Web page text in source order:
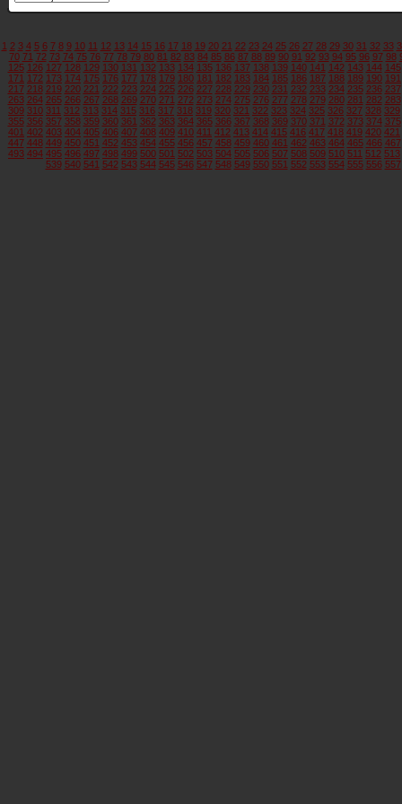
1 2 3 4 5 6 7 8 9 10 11 12 13 14 15 16 17 18 19 20 21 22 23 24 25 26 27 28 29 30 31 32 33
70 71 72 73 74 75 76 77 78 79 80 81 82 83 84 85 86 87 88 89 90 91 92 93 94 95 96 97 98
125 126 127 128 129 130 131 132 133 134 135 136 137 138 139 140 141 142 143 144 145
171 172 173 174 175 176 177 178 179 180 181 182 183 184 185 186 187 188 189 190 191
217 218 219 220 221 222 223 224 225 226 227 228 229 230 231 232 233 234 235 236 237
263 264 265 266 267 268 269 270 271 272 273 274 275 276 277 278 279 280 281 282 283
309 310 311 312 313 314 315 316 317 318 319 320 321 322 323 324 325 326 327 328 329
355 356 357 358 359 360 361 362 363 364 365 366 367 368 369 370 371 372 373 374 375
401 402 403 404 405 406 407 408 409 410 411 412 413 414 415 416 417 418 419 420 421
447 448 449 450 451 452 453 454 455 456 457 458 459 460 461 462 463 464 465 466 467
493 494 495 496 497 498 499 500 501 502 503 504 505 506 507 508 509 510 511 512 513
539 540 541 542 543 544 545 546 547 548 549 550 551 552 553 554 555 556 557